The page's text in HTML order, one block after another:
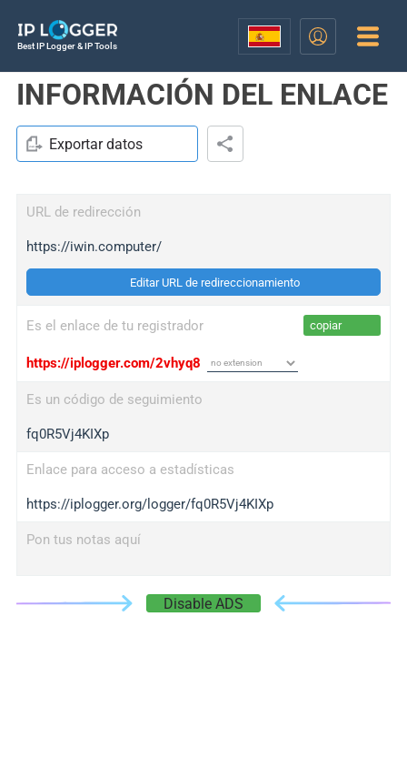
Best IP Logger & IP Tools
INFORMACIÓN DEL ENLACE
Exportar datos
URL de redirección
https://iwin.computer/
Editar URL de redireccionamiento
Es el enlace de tu registrador copiar
https://iplogger.com/2vhyq8
Es un código de seguimiento
fq0R5Vj4KIXp
Enlace para acceso a estadísticas
https://iplogger.org/logger/fq0R5Vj4KIXp
Pon tus notas aquí
Disable ADS